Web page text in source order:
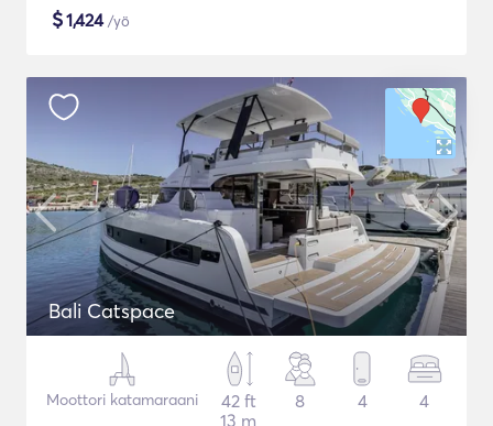
$1,424/yö
Bali Catspace
Moottori katamaraani
42 ft
13 m
8 4 4